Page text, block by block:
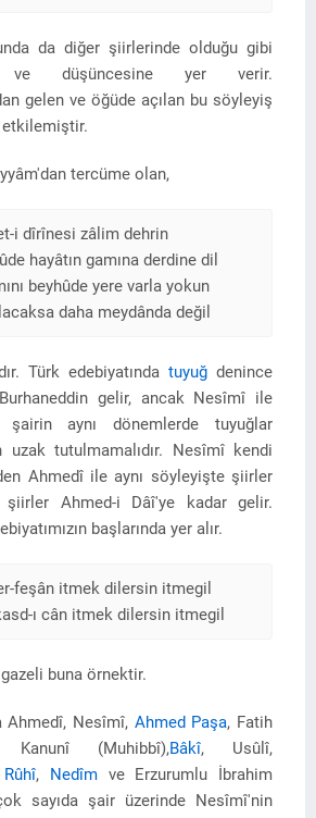
da diğer şiirlerinde olduğu gibi
düşüncesine yer verir.
gelen ve öğüde açılan bu söyleyiş
tercüme olan,
i dîrînesi zâlim dehrin
hayâtın gamına derdine dil
beyhûde yere varla yokun
daha meydânda değil
Türk edebiyatında tuyuğ denince
gelir, ancak Nesîmî ile
aynı dönemlerde tuyuğlar
uzak tutulmamalıdır. Nesîmî kendi
Ahmedî ile aynı söyleyişte şiirler
Ahmed-i Dâî'ye kadar gelir.
başlarında yer alır.
feşân itmek dilersin itmegil
ı cân itmek dilersin itmegil
buna örnektir.
Ahmedî, Nesîmî, Ahmed Paşa, Fatih
(Muhibbî),Bâkî, Usûlî,
, Nedîm ve Erzurumlu İbrahim
sayıda şair üzerinde Nesîmî'nin